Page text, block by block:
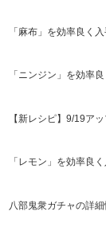
「麻布」を効率良く
「ニンジン」を効率
【新レシピ】9/19ア
「レモン」を効率良
八部鬼衆ガチャの詳